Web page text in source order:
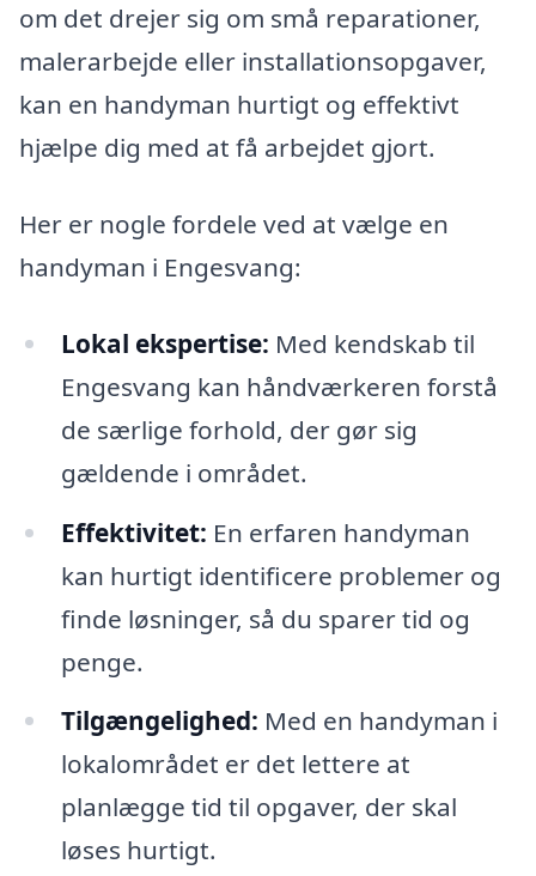
om det drejer sig om små reparationer,
malerarbejde eller installationsopgaver,
kan en handyman hurtigt og effektivt
hjælpe dig med at få arbejdet gjort.
Her er nogle fordele ved at vælge en
handyman i Engesvang:
Lokal ekspertise: Med kendskab til
Engesvang kan håndværkeren forstå
de særlige forhold, der gør sig
gældende i området.
Effektivitet: En erfaren handyman
kan hurtigt identificere problemer og
finde løsninger, så du sparer tid og
penge.
Tilgængelighed: Med en handyman i
lokalområdet er det lettere at
planlægge tid til opgaver, der skal
løses hurtigt.